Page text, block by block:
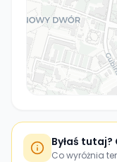
Byłaś tutaj?
Co wyróżnia